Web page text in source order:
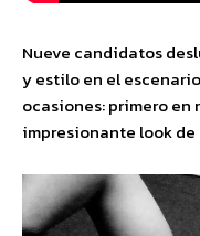
Nueve candidatos
y estilo en el
ocasiones: primero
impresionante look de